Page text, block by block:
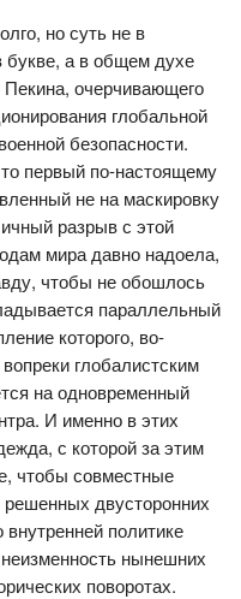
но суть не в
букве, а в общем духе
очерчивающего
глобальной
безопасности.
первый по-настоящему
не на маскировку
разрыв с этой
мира давно надоела,
чтобы не обошлось
параллельный
которого, во-
глобалистским
на одновременный
И именно в этих
с которой за этим
чтобы совместные
двусторонних
политике
нынешних
поворотах.